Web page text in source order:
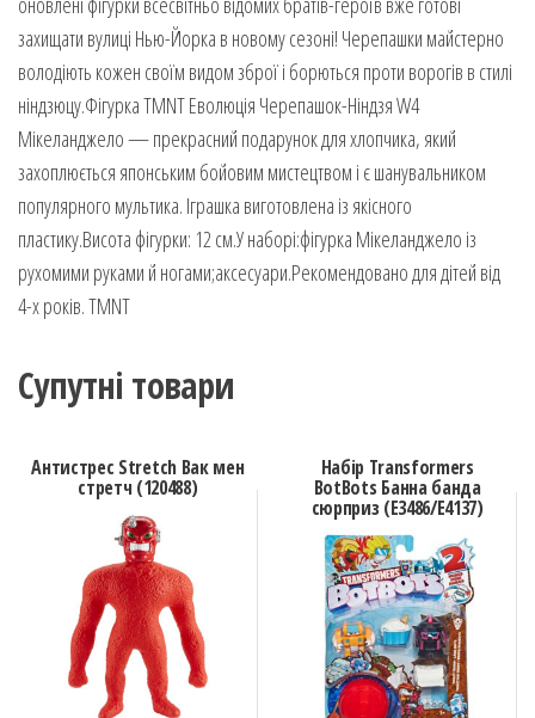
захищати вулиці Нью-Йорка в новому сезоні! Черепашки майстерно
володіють кожен своїм видом зброї і борються проти ворогів в стилі
ніндзюцу.Фігурка TMNT Еволюція Черепашок-Ніндзя W4
Мікеланджело — прекрасний подарунок для хлопчика, який
захоплюється японським бойовим мистецтвом і є шанувальником
популярного мультика. Іграшка виготовлена із якісного
пластику.Висота фігурки: 12 см.У наборі:фігурка Мікеланджело із
рухомими руками й ногами;аксесуари.Рекомендовано для дітей від
4-х років. TMNT
Супутні товари
Антистрес Stretch Вак мен
стретч (120488)
Набір Transformers
BotBots Банна банда
сюрприз (E3486/E4137)